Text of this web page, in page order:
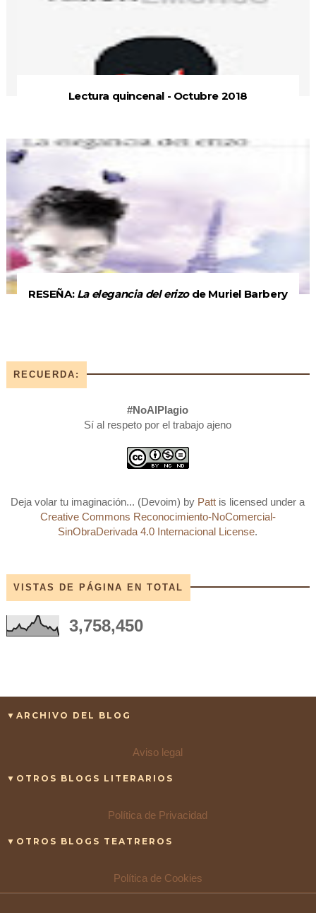
Lectura quincenal - Octubre 2018
RESEÑA: La elegancia del erizode Muriel Barbery
RECUERDA:
#NoAlPlagio
Sí al respeto por el trabajo ajeno
Deja volar tu imaginación... (Devoim) by Patt is licensed under a
Creative Commons Reconocimiento-NoComercial-
SinObraDerivada 4.0 Internacional License.
VISTAS DE PÁGINA EN TOTAL
3,758,450
▼ARCHIVO DEL BLOG
Aviso legal
▼OTROS BLOGS LITERARIOS
Política de Privacidad
▼OTROS BLOGS TEATREROS
Política de Cookies